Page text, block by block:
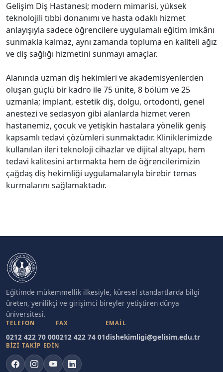
Gelişim Diş Hastanesi; modern mimarisi, yüksek
teknolojili tıbbi donanımı ve hasta odaklı hizmet
anlayışıyla sadece öğrencilere uygulamalı eğitim imkânı
sunmakla kalmaz, aynı zamanda topluma en kaliteli ağız
ve diş sağlığı hizmetini sunmayı amaçlar.
Alanında uzman diş hekimleri ve akademisyenlerden
oluşan güçlü bir kadro ile 75 ünite, 8 bölüm ve 25
uzmanla; implant, estetik diş, dolgu, ortodonti, genel
anestezi ve sedasyon gibi alanlarda hizmet veren
hastanemiz, çocuk ve yetişkin hastalara yönelik geniş
kapsamlı tedavi çözümleri sunmaktadır. Kliniklerimizde
kullanılan ileri teknoloji cihazlar ve dijital altyapı, hem
tedavi kalitesini artırmakta hem de öğrencilerimizin
çağdaş diş hekimliği uygulamalarıyla birebir temas
kurmalarını sağlamaktadır.
Eğitimde mükemmellik ilkesiyle, küresel standartlarda bilgi
üreten, yenilikçi ve girişimci bireyler yetiştiren dünya
üniversitesi.
TELEFON
0212 422 70 00
FAX
0212 422 74 01
EMAIL
dishekimligi@gelisim.edu.tr
BİZİ TAKİP EDİN